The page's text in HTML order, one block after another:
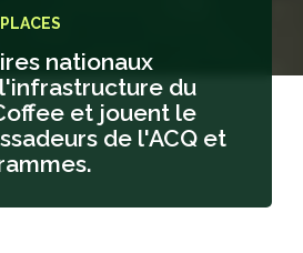
nationaux
du
et jouent le
de l'ACQ et